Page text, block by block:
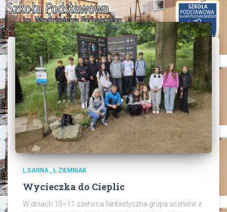
L.SARNA , Ł.ZIEMNIAK
Wycieczka do Cieplic
W dniach 10–11 czerwca fantastyczna grupa uczniów z